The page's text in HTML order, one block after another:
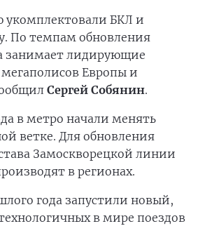
БКЛ и
По темпам обновления
занимает лидирующие
Европы и
Сергей Собянин.
в метро начали менять
ветке. Для обновления
Замоскворецкой линии
в регионах.
года запустили новый,
в мире поездов